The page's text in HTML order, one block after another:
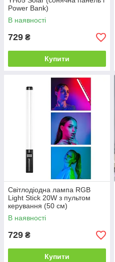
Power Bank)
В наявності
729 ₴
Купити
Світлодіодна лампа RGB
Light Stick 20W з пультом
керування (50 см)
В наявності
729 ₴
Купити